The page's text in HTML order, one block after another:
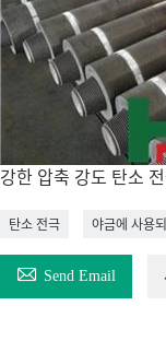
강한 압축 강도 탄소
탄소 전극 야금에 사용
 Send Email